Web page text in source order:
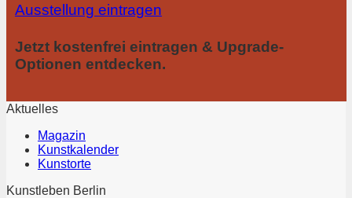
Ausstellung eintragen
Jetzt kostenfrei eintragen & Upgrade-
Optionen entdecken.
Aktuelles
Magazin
Kunstkalender
Kunstorte
Kunstleben Berlin